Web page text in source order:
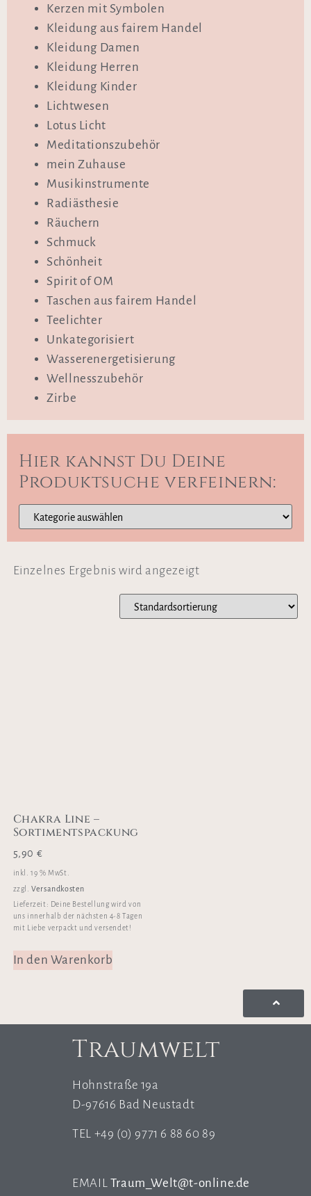
Kerzen mit Symbolen
Kleidung aus fairem Handel
Kleidung Damen
Kleidung Herren
Kleidung Kinder
Lichtwesen
Lotus Licht
Meditationszubehör
mein Zuhause
Musikinstrumente
Radiästhesie
Räuchern
Schmuck
Schönheit
Spirit of OM
Taschen aus fairem Handel
Teelichter
Unkategorisiert
Wasserenergetisierung
Wellnesszubehör
Zirbe
Hier kannst Du Deine
Produktsuche verfeinern:
Einzelnes Ergebnis wird angezeigt
Chakra Line –
Sortimentspackung
5,90 €
inkl. 19 % MwSt.
zzgl.Versandkosten
Lieferzeit: Deine Bestellung wird von
uns innerhalb der nächsten 4-8 Tagen
mit Liebe verpackt und versendet!
In den Warenkorb
Traumwelt
Hohnstraße 19a
D-97616 Bad Neustadt
TEL +49 (0) 9771 6 88 60 89
EMAIL Traum_Welt@t-online.de